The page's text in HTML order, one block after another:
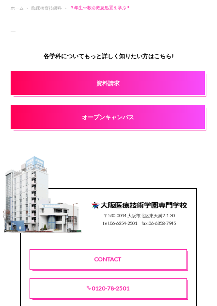
ホーム 臨床検査技師科 ３年生☆救命救急処置を学ぶ!!
各学科についてもっと詳しく知りたい方はこちら!
資料請求
オープンキャンパス
〒530-0044 大阪市北区東天満2-1-30
tel.06-6354-2501 fax.06-6358-7945
CONTACT
0120-78-2501